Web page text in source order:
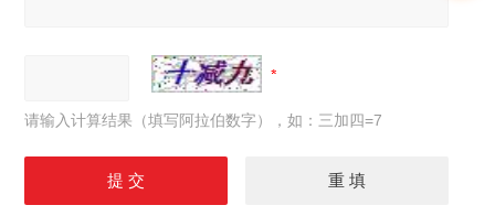
请输入计算结果（填写阿拉伯数字），如：三加四=7